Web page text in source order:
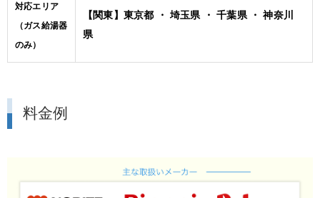
対応エリア
（ガス給湯器
のみ）
【関東】東京都 ・ 埼玉県 ・ 千葉県 ・ 神奈川
県
料金例